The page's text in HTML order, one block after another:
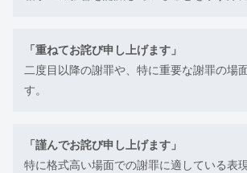
「重ねてお詫び申し上げます」
二度目以降の謝罪や、特に重要な謝罪の場
す。
「謹んでお詫び申し上げます」
特に格式高い場面での謝罪に適している表